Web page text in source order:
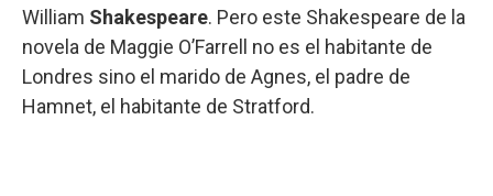
William Shakespeare. Pero este Shakespeare de la
novela de Maggie O’Farrell no es el habitante de
Londres sino el marido de Agnes, el padre de
Hamnet, el habitante de Stratford.